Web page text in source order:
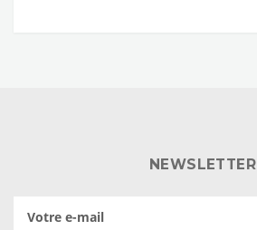
NEWSLETTER